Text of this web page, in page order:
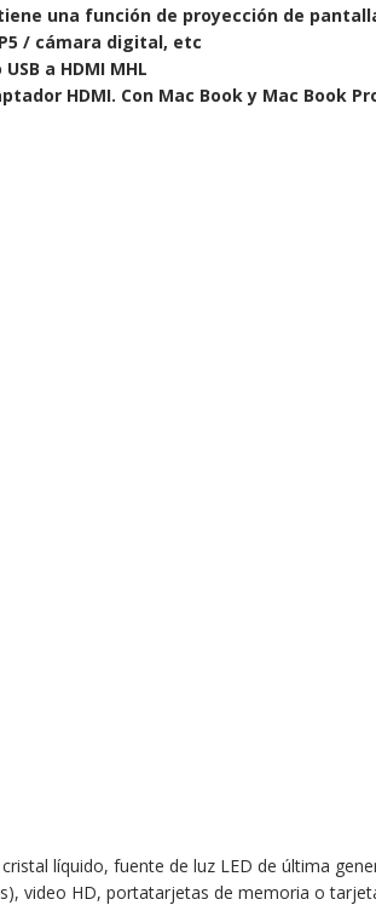
una función de proyección de
/ cámara digital, etc
a HDMI MHL
HDMI. Con Mac Book y Mac Book
líquido, fuente de luz LED de última
video HD, portatarjetas de memoria o